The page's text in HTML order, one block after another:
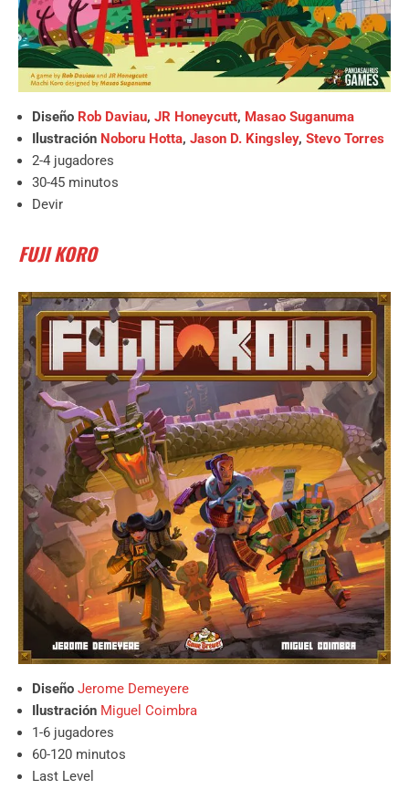
Diseño Rob Daviau, JR Honeycutt, Masao Suganuma
Ilustración Noboru Hotta, Jason D. Kingsley, Stevo Torres
2-4 jugadores
30-45 minutos
Devir
FUJI KORO
Diseño Jerome Demeyere
Ilustración Miguel Coimbra
1-6 jugadores
60-120 minutos
Last Level